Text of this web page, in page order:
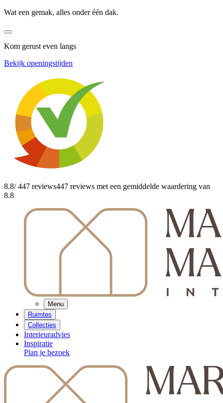
Wat een gemak, alles onder één dak.
Kom gerust even langs
Bekijk openingstijden
8.8/ 447 reviews447 reviews met een gemiddelde waardering van
8.8
Menu
Ruimtes
Collecties
Interieuradvies
Inspiratie
Plan je bezoek